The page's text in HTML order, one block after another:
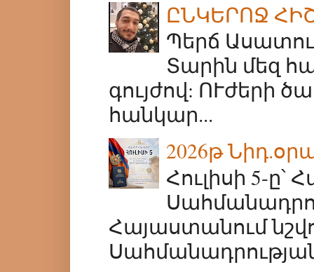
ԸՆԿԵՐՈՋ
Պերճ
Տարին մեզ
գույժով: ՈՒժերի
հանկար...
2026թ
Հուլիսի 5-
Հայաստանում